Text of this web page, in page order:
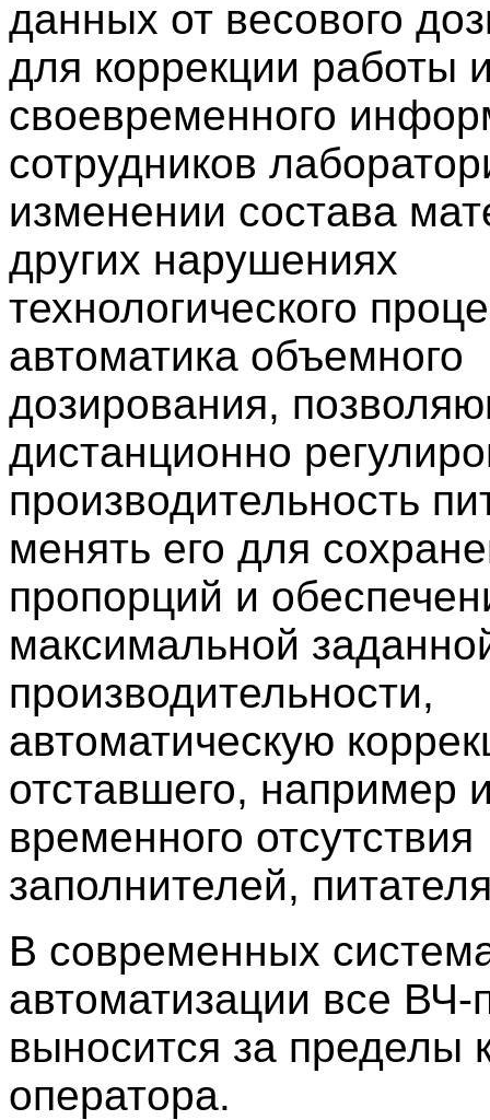
данных от весового
для коррекции работы
своевременного
сотрудников
изменении состава
других нарушениях
технологического
автоматика объемного
дозирования,
дистанционно
производительность
менять его для
пропорций и
максимальной
производительности,
автоматическую
отставшего, например
временного отсутствия
заполнителей,
В современных
автоматизации все
выносится за пределы
оператора.